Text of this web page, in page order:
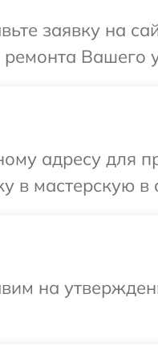
заявку на
Вашего
адресу для
в мастерскую в
на